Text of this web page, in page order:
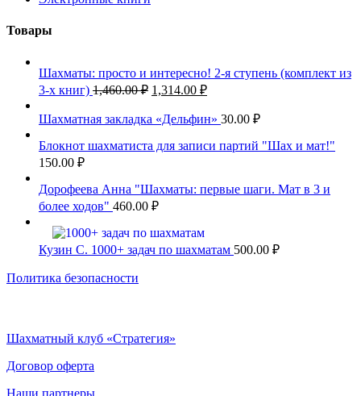
Товары
Шахматы: просто и интересно! 2-я ступень (комплект из
3-х книг) 1,460.00₽ Первоначальная
составляла
1,314.00 ₽Текущая
1,314.00 ₽.
Шахматная закладка «Дельфин» 30.00 ₽
Блокнот шахматиста для записи партий "Шах и мат!"
150.00 ₽
Дорофеева Анна "Шахматы: первые шаги. Мат в 3 и
более ходов" 460.00 ₽
Кузин С. 1000+ задач по шахматам 500.00 ₽
Политика безопасности
Шахматный клуб «Стратегия»
Договор оферта